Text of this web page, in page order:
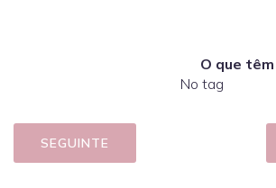
O que
No tag
SEGUINTE